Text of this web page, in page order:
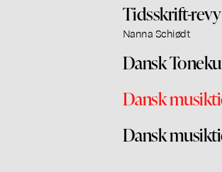
Tidsskrift-revy
Nanna Schiødt
Dansk
Dansk
Dansk